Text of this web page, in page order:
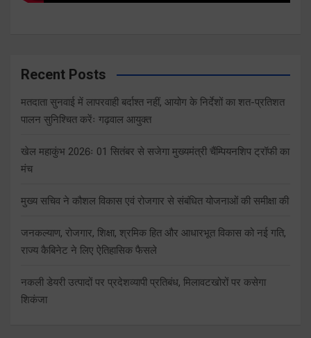
Recent Posts
मतदाता सुनवाई में लापरवाही बर्दाश्त नहीं, आयोग के निर्देशों का शत-प्रतिशत
पालन सुनिश्चित करेंः गढ़वाल आयुक्त
खेल महाकुंभ 2026ः 01 सितंबर से सजेगा मुख्यमंत्री चैंम्पियनशिप ट्रॉफी का
मंच
मुख्य सचिव ने कौशल विकास एवं रोजगार से संबंधित योजनाओं की समीक्षा की
जनकल्याण, रोजगार, शिक्षा, श्रमिक हित और आधारभूत विकास को नई गति,
राज्य कैबिनेट ने लिए ऐतिहासिक फैसले
नकली डेयरी उत्पादों पर प्रदेशव्यापी प्रतिबंध, मिलावटखोरों पर कसेगा
शिकंजा